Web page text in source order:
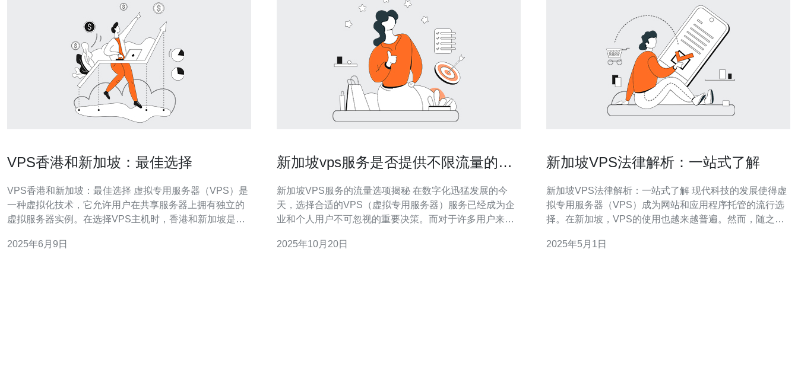
VPS香港和新加坡：最佳选择
VPS香港和新加坡：最佳选择 虚拟专用服务器（VPS）是
一种虚拟化技术，它允许用户在共享服务器上拥有独立的
虚拟服务器实例。在选择VPS主机时，香港和新加坡是两
势，以帮助您做出最佳选择。 香港VPS通常被认为是稳定
2025年6月9日
新加坡vps服务是否提供不限流量的选
新加坡VPS服务的流量选项揭秘 在数字化迅猛发展的今
天，选择合适的VPS（虚拟专用服务器）服务已经成为企
业和个人用户不可忽视的重要决策。而对于许多用户来
素。本文将深入探讨新加坡的VPS服务是否提供不限流量
2025年10月20日
新加坡VPS法律解析：一站式了解
新加坡VPS法律解析：一站式了解 现代科技的发展使得虚
拟专用服务器（VPS）成为网站和应用程序托管的流行选
择。在新加坡，VPS的使用也越来越普遍。然而，随之而
VPS法律，并为您提供全面的了解。 在新加坡，VPS法律
2025年5月1日